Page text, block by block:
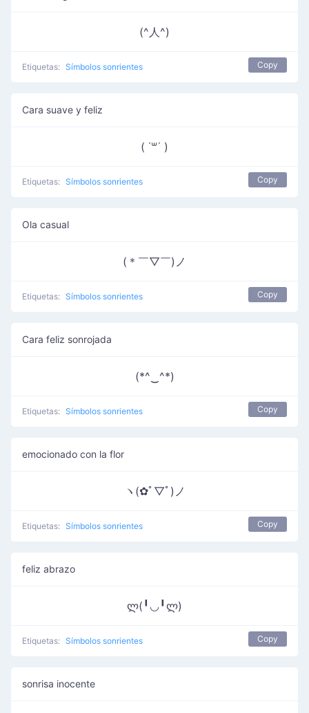
(^人^)
Etiquetas: Símbolos sonrientes Copy
Cara suave y feliz
( ˙꒳​˙ )
Etiquetas: Símbolos sonrientes Copy
Ola casual
(＊￣▽￣)ノ
Etiquetas: Símbolos sonrientes Copy
Cara feliz sonrojada
(*^‿^*)
Etiquetas: Símbolos sonrientes Copy
emocionado con la flor
ヽ(✿ﾟ▽ﾟ)ノ
Etiquetas: Símbolos sonrientes Copy
feliz abrazo
ლ(╹◡╹ლ)
Etiquetas: Símbolos sonrientes Copy
sonrisa inocente